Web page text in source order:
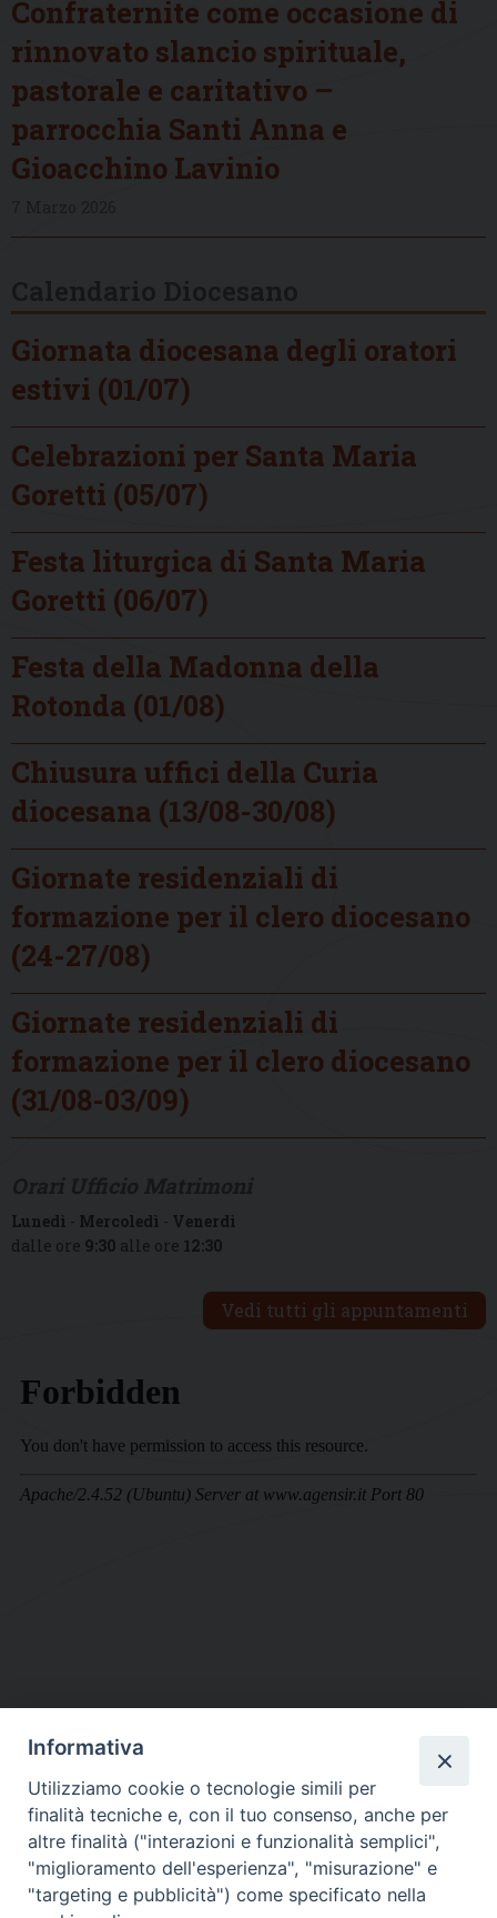
Confraternite come occasione di
rinnovato slancio spirituale,
pastorale e caritativo –
parrocchia Santi Anna e
Gioacchino Lavinio
Giornata diocesana degli oratori
estivi (01/07)
Celebrazioni per Santa Maria
Goretti (05/07)
Festa liturgica di Santa Maria
Goretti (06/07)
Festa della Madonna della
Rotonda (01/08)
Chiusura uffici della Curia
diocesana (13/08-30/08)
Giornate residenziali di
formazione per il clero diocesano
(24-27/08)
Giornate residenziali di
formazione per il clero diocesano
(31/08-03/09)
Lunedì - Mercoledì - Venerdì
dalle ore 9:30 alle ore 12:30
Vedi tutti gli appuntamenti
DIOCESI SUBURBICARIA DI ALBANO
Contatti:Tel.: 06.93268401 - Fax.: 06.9323844
E-mail:curia@diocesidialbano.it
Orari: dal Lunedì al Venerdì Ore: 9:00 - 13:00
Informativa
Utilizziamo cookie o tecnologie simili per
finalità tecniche e, con il tuo consenso, anche per
altre finalità ("interazioni e funzionalità semplici",
"miglioramento dell'esperienza", "misurazione" e
"targeting e pubblicità") come specificato nella